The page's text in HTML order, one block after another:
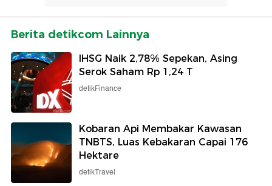
Berita detikcom Lainnya
IHSG Naik 2,78% Sepekan, Asing
Serok Saham Rp 1,24 T
detikFinance
Kobaran Api Membakar Kawasan
TNBTS, Luas Kebakaran Capai 176
Hektare
detikTravel